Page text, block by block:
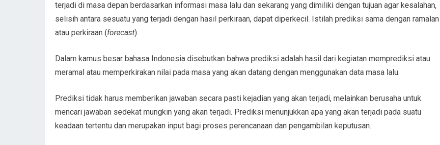
terjadi di masa depan berdasarkan informasi masa lalu dan sekarang yang dimiliki dengan tujuan agar kesalahan,
selisih antara sesuatu yang terjadi dengan hasil perkiraan, dapat diperkecil. Istilah prediksi sama dengan ramalan
atau perkiraan (forecast).
Dalam kamus besar bahasa Indonesia disebutkan bahwa prediksi adalah hasil dari kegiatan memprediksi atau
meramal atau memperkirakan nilai pada masa yang akan datang dengan menggunakan data masa lalu.
Prediksi tidak harus memberikan jawaban secara pasti kejadian yang akan terjadi, melainkan berusaha untuk
mencari jawaban sedekat mungkin yang akan terjadi. Prediksi menunjukkan apa yang akan terjadi pada suatu
keadaan tertentu dan merupakan input bagi proses perencanaan dan pengambilan keputusan.